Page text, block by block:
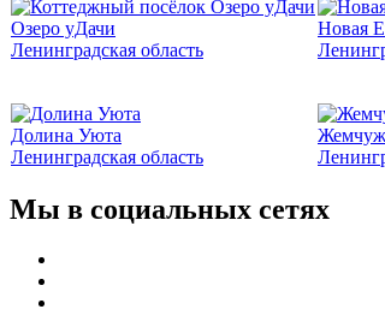
Озеро уДачи
Ленинградская область
Новая
Долина Уюта
Ленинградская область
Мы в социальных сетях